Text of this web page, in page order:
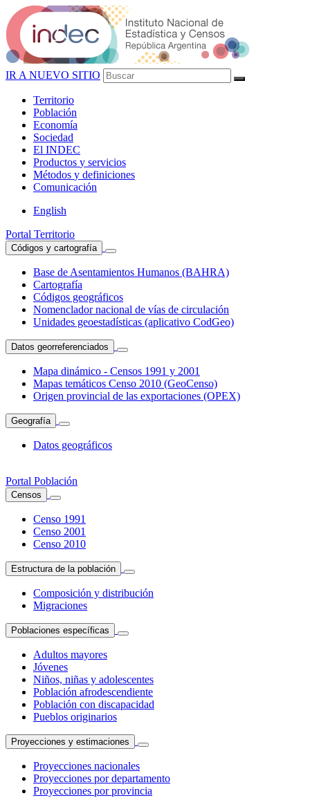
IR A NUEVO SITIO
Territorio
Población
Economía
Sociedad
El INDEC
Productos y servicios
Métodos y definiciones
Comunicación
English
Portal Territorio
Códigos y cartografía
Base de Asentamientos Humanos (BAHRA)
Cartografía
Códigos geográficos
Nomenclador nacional de vías de circulación
Unidades geoestadísticas (aplicativo CodGeo)
Datos georreferenciados
Mapa dinámico - Censos 1991 y 2001
Mapas temáticos Censo 2010 (GeoCenso)
Origen provincial de las exportaciones (OPEX)
Geografía
Datos geográficos
Portal Población
Censos
Censo 1991
Censo 2001
Censo 2010
Estructura de la población
Composición y distribución
Migraciones
Poblaciones específicas
Adultos mayores
Jóvenes
Niños, niñas y adolescentes
Población afrodescendiente
Población con discapacidad
Pueblos originarios
Proyecciones y estimaciones
Proyecciones nacionales
Proyecciones por departamento
Proyecciones por provincia